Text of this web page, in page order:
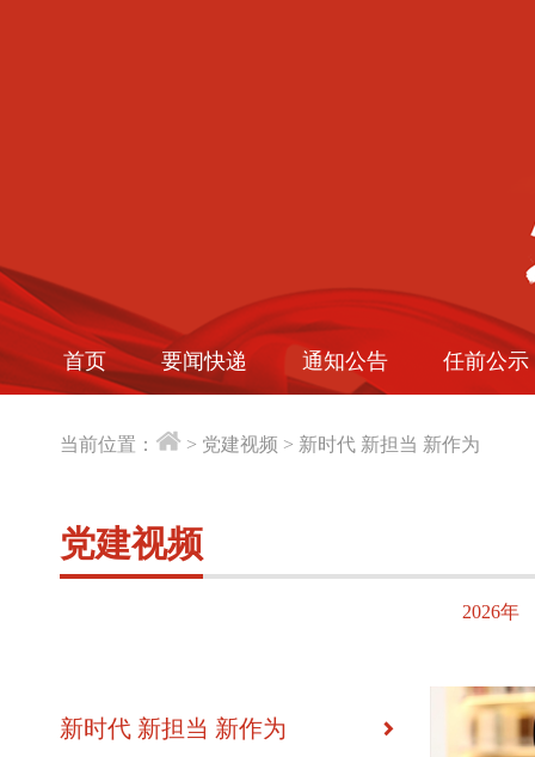
首页 要闻快递 通知公告 任前公示
当前位置： > 党建视频 > 新时代 新担当 新作为
党建视频
2026年
新时代 新担当 新作为